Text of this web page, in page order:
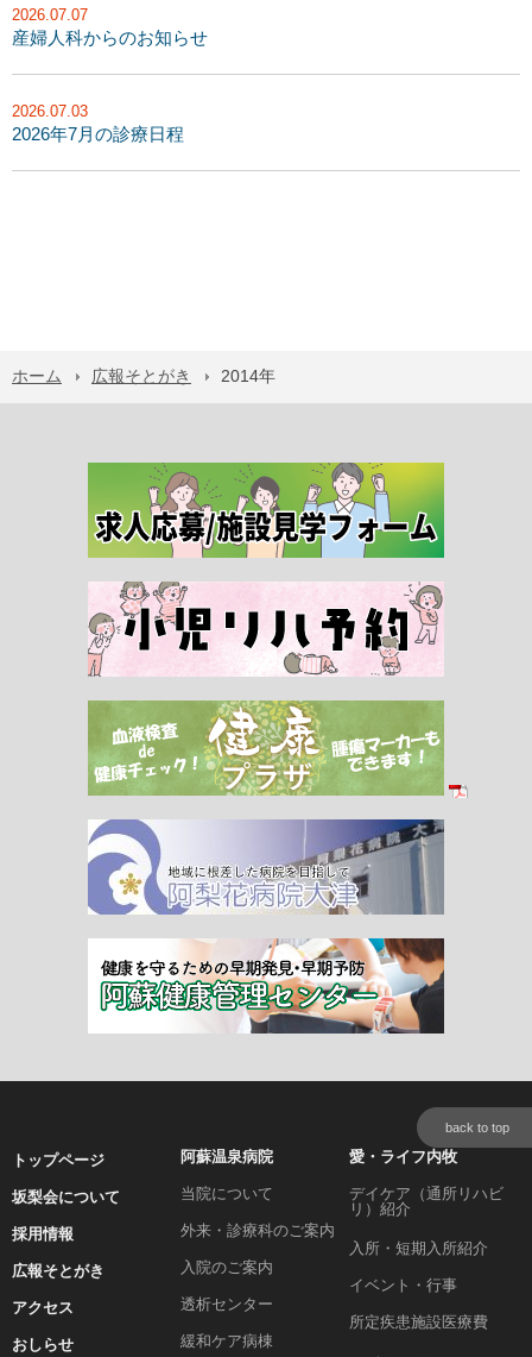
2026.07.07
産婦人科からのお知らせ
2026.07.03
2026年7月の診療日程
ホーム 広報そとがき 2014年
back to top
トップページ
坂梨会について
採用情報
広報そとがき
アクセス
おしらせ
阿蘇温泉病院
当院について
外来・診療科のご案内
入院のご案内
透析センター
緩和ケア病棟
愛・ライフ内牧
デイケア（通所リハビ
リ）紹介
入所・短期入所紹介
イベント・行事
所定疾患施設医療費